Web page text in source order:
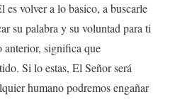
volver a lo basico, a buscarle
su palabra y su voluntad para ti
anterior, significa que
Si lo estas, El Señor será
humano podremos engañar